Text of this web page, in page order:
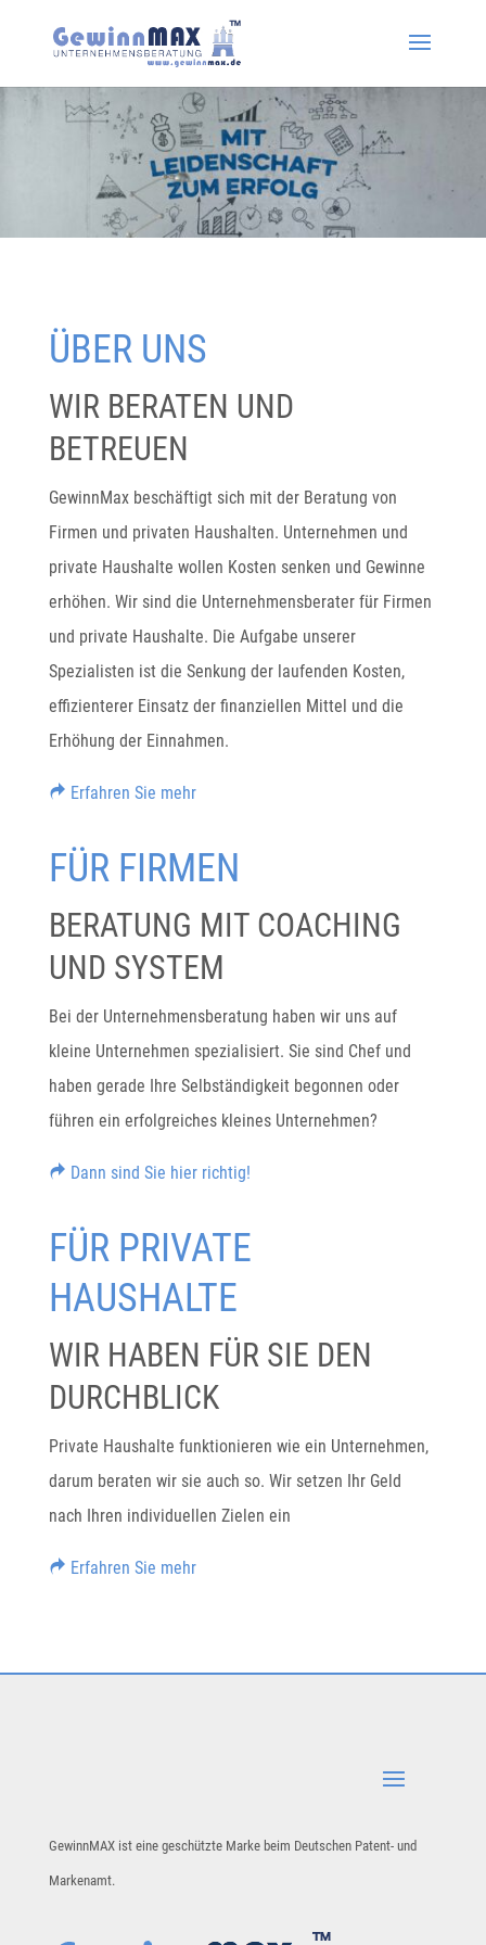
ÜBER UNS
WIR BERATEN UND
BETREUEN
GewinnMax beschäftigt sich mit der Beratung von
Firmen und privaten Haushalten. Unternehmen und
private Haushalte wollen Kosten senken und Gewinne
erhöhen. Wir sind die Unternehmensberater für Firmen
und private Haushalte. Die Aufgabe unserer
Spezialisten ist die Senkung der laufenden Kosten,
effizienterer Einsatz der finanziellen Mittel und die
Erhöhung der Einnahmen.
Erfahren Sie mehr
FÜR FIRMEN
BERATUNG MIT COACHING
UND SYSTEM
Bei der Unternehmensberatung haben wir uns auf
kleine Unternehmen spezialisiert. Sie sind Chef und
haben gerade Ihre Selbständigkeit begonnen oder
führen ein erfolgreiches kleines Unternehmen?
Dann sind Sie hier richtig!
FÜR PRIVATE
HAUSHALTE
WIR HABEN FÜR SIE DEN
DURCHBLICK
Private Haushalte funktionieren wie ein Unternehmen,
darum beraten wir sie auch so. Wir setzen Ihr Geld
nach Ihren individuellen Zielen ein
Erfahren Sie mehr
GewinnMAX ist eine geschützte Marke beim Deutschen Patent- und
Markenamt.